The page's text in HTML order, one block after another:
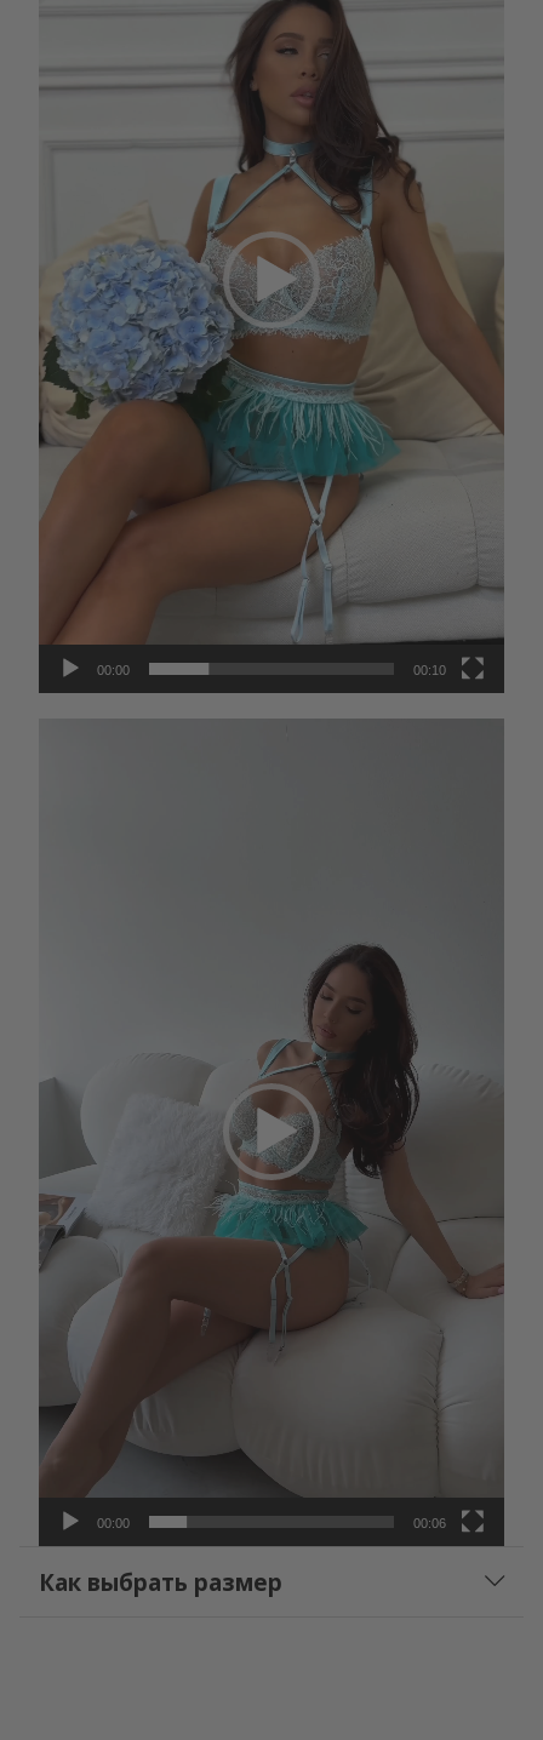
00:00 00:10
00:00 00:06
Как выбрать размер